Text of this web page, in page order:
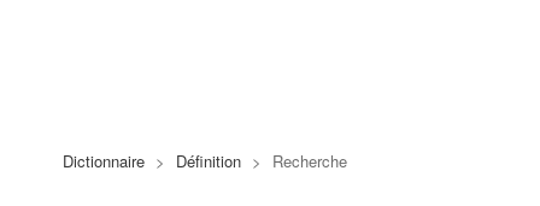
Dictionnaire > Définition > Recherche